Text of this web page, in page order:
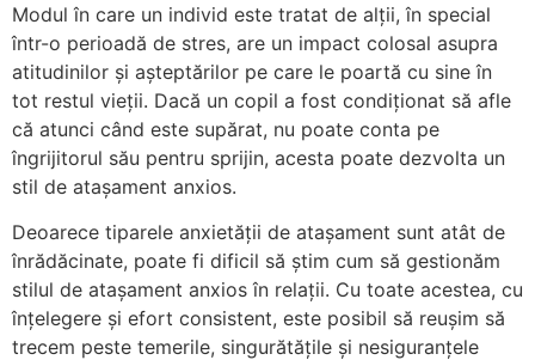
Modul în care un individ este tratat de alții, în special
într-o perioadă de stres, are un impact colosal asupra
atitudinilor și așteptărilor pe care le poartă cu sine în
tot restul vieții. Dacă un copil a fost condiționat să afle
că atunci când este supărat, nu poate conta pe
îngrijitorul său pentru sprijin, acesta poate dezvolta un
stil de atașament anxios.
Deoarece tiparele anxietății de atașament sunt atât de
înrădăcinate, poate fi dificil să știm cum să gestionăm
stilul de atașament anxios în relații. Cu toate acestea, cu
înțelegere și efort consistent, este posibil să reușim să
trecem peste temerile, singurătățile și nesiguranțele